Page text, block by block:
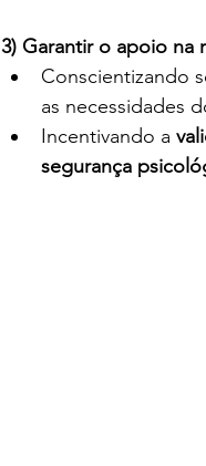
3) Garantir o apoio na
Conscientizando
as necessidades
Incentivando a
segurança